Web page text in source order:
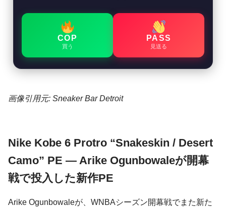
COP
買う
PASS
見送る
画像引用元: Sneaker Bar Detroit
Nike Kobe 6 Protro “Snakeskin / Desert
Camo” PE — Arike Ogunbowaleが開幕
戦で投入した新作PE
Arike Ogunbowaleが、WNBAシーズン開幕戦でまた新た